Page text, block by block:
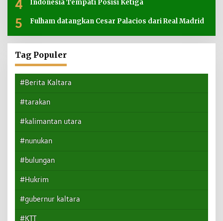
4 Indonesia Tempati Posisi Ketiga
5 Fulham datangkan Cesar Palacios dari Real Madrid
Tag Populer
#Berita Kaltara
#tarakan
#kalimantan utara
#nunukan
#bulungan
#Hukrim
#gubernur kaltara
#KTT